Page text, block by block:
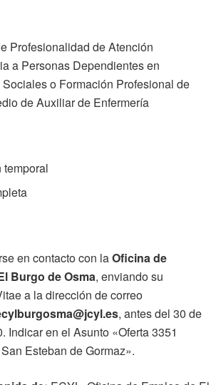
Profesionalidad de Atención
a Personas Dependientes en
o Formación Profesional de
de Auxiliar de Enfermería
temporal
en contacto con laOficina de
Burgo de Osma, enviando su
a la dirección de correo
, antes del 30 de
Indicar en el Asunto «Oferta 3351
Esteban de Gormaz».